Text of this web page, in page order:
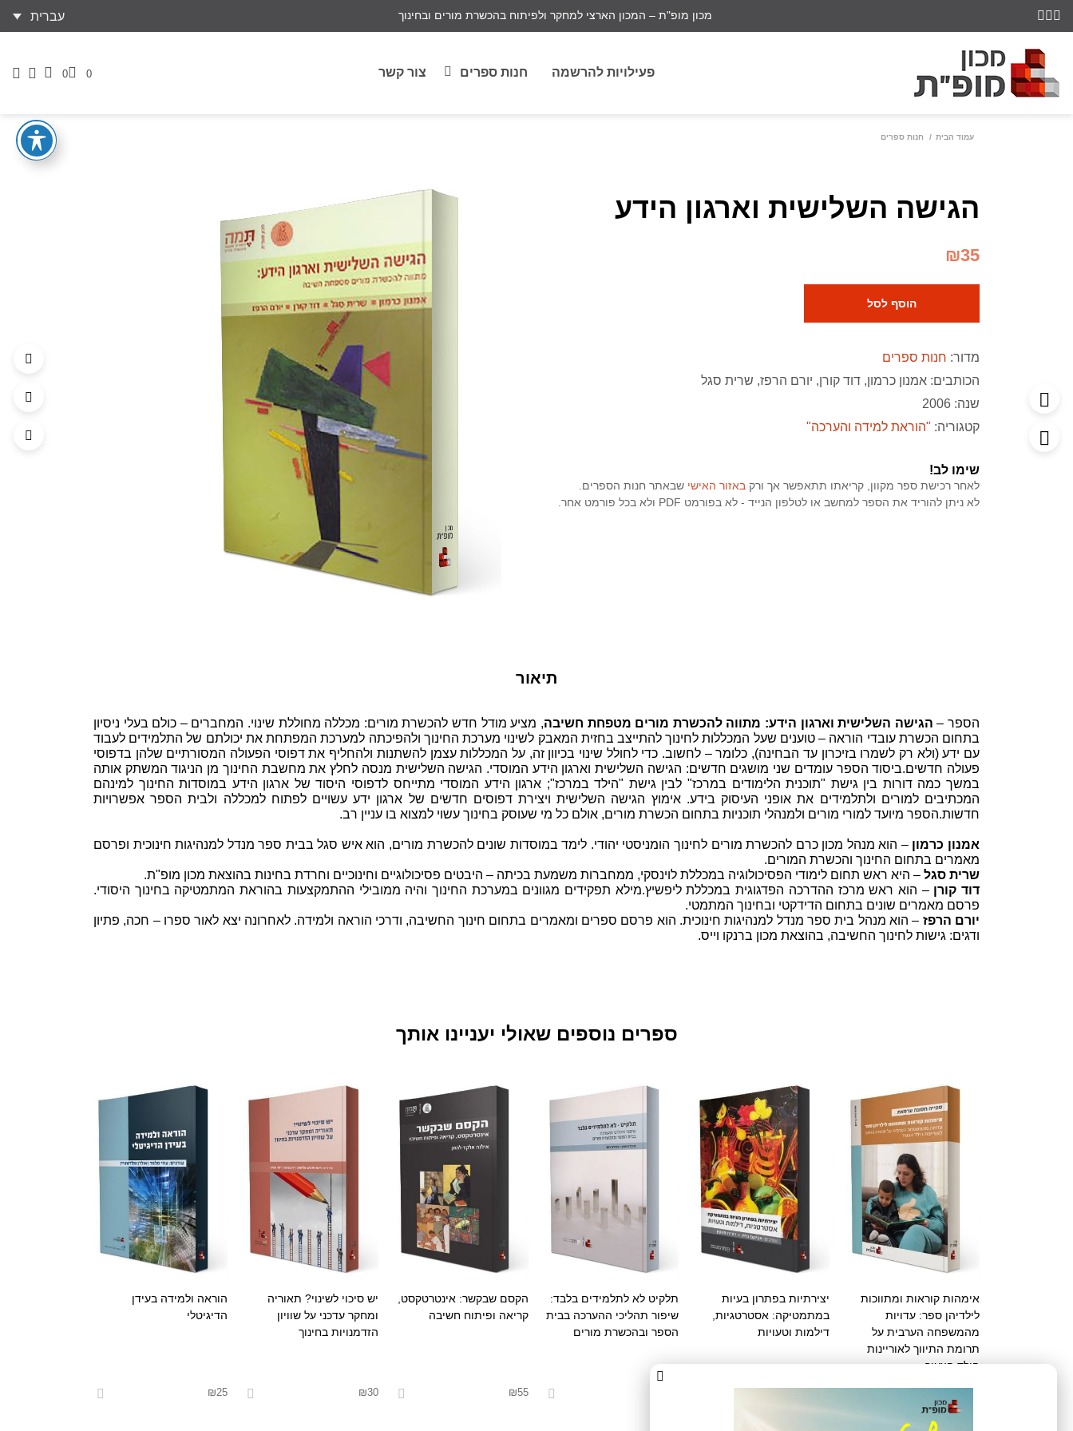
מכון מופ"ת – המכון הארצי למחקר ולפיתוח בהכשרת מורים ובחינוך עברית
פעילויות להרשמה חנות ספרים צור קשר 0
0
עמוד הבית חנות ספרים
הגישה השלישית וארגון הידע
₪35
הוסף לסל
מדור: חנות ספרים
הכותבים: אמנון כרמון דוד קורן יורם הרפז שרית סגל
שנה: 2006
קטגוריה: "הוראת למידה והערכה"
שימו לב!
לאחר רכישת ספר מקוון, קריאתו תתאפשר אך ורק באזור האישי שבאתר חנות הספרים.
לא ניתן להוריד את הספר למחשב או לטלפון הנייד - לא בפורמט PDF ולא בכל פורמט אחר.
תיאור
הספר – הגישה השלישית וארגון הידע: מתווה להכשרת מורים מטפחת חשיבה, מציע מודל חדש להכשרת מורים: מכללה מחוללת שינוי. המחברים – כולם בעלי ניסיון
בתחום הכשרת עובדי הוראה – טוענים שעל המכללות לחינוך להתייצב בחזית המאבק לשינוי מערכת החינוך ולהפיכתה למערכת המפתחת את יכולתם של התלמידים לעבוד
עם ידע (ולא רק לשמרו בזיכרון עד הבחינה), כלומר – לחשוב. כדי לחולל שינוי בכיוון זה, על המכללות עצמן להשתנות ולהחליף את דפוסי הפעולה המסורתיים שלהן בדפוסי
פעולה חדשים.ביסוד הספר עומדים שני מושגים חדשים: הגישה השלישית וארגון הידע המוסדי. הגישה השלישית מנסה לחלץ את מחשבת החינוך מן הניגוד המשתק אותה
במשך כמה דורות בין גישת "תוכנית הלימודים במרכז" לבין גישת "הילד במרכז"; ארגון הידע המוסדי מתייחס לדפוסי היסוד של ארגון הידע במוסדות החינוך למינהם
המכתיבים למורים ולתלמידים את אופני העיסוק בידע. אימוץ הגישה השלישית ויצירת דפוסים חדשים של ארגון ידע עשויים לפתוח למכללה ולבית הספר אפשרויות
חדשות.הספר מיועד למורי מורים ולמנהלי תוכניות בתחום הכשרת מורים, אולם כל מי שעוסק בחינוך עשוי למצוא בו עניין רב.
אמנון כרמון – הוא מנהל מכון כרם להכשרת מורים לחינוך הומניסטי יהודי. לימד במוסדות שונים להכשרת מורים, הוא איש סגל בבית ספר מנדל למנהיגות חינוכית ופרסם
מאמרים בתחום החינוך והכשרת המורים.
שרית סגל – היא ראש תחום לימודי הפסיכולוגיה במכללת לוינסקי, ממחברות משמעת בכיתה – היבטים פסיכולוגיים וחינוכיים וחרדת בחינות בהוצאת מכון מופ"ת.
דוד קורן – הוא ראש מרכז ההדרכה הפדגוגית במכללת ליפשיץ.מילא תפקידים מגוונים במערכת החינוך והיה ממובילי ההתמקצעות בהוראת המתמטיקה בחינוך היסודי.
פרסם מאמרים שונים בתחום הדידקטי ובחינוך המתמטי.
יורם הרפז – הוא מנהל בית ספר מנדל למנהיגות חינוכית. הוא פרסם ספרים ומאמרים בתחום חינוך החשיבה, ודרכי הוראה ולמידה. לאחרונה יצא לאור ספרו – חכה, פתיון
ודגים: גישות לחינוך החשיבה, בהוצאת מכון ברנקו וייס.
ספרים נוספים שאולי יעניינו אותך
אימהות קוראות ומתווכות
לילדיהן ספר: עדויות
מהמשפחה הערבית על
תרומת התיווך לאוריינות
הילד הצעיר
בחר אפשרויות
יצירתיות בפתרון בעיות
במתמטיקה: אסטרטגיות,
דילמות וטעויות
תלקיט לא לתלמידים בלבד:
שיפור תהליכי ההערכה בבית
הספר ובהכשרת מורים
הקסם שבקשר: אינטרטקסט,
קריאה ופיתוח חשיבה
₪55
יש סיכוי לשינוי? תאוריה
ומחקר עדכני על שוויון
הזדמנויות בחינוך
₪30
הוראה ולמידה בעידן
הדיגיטלי
₪25
הזמנות